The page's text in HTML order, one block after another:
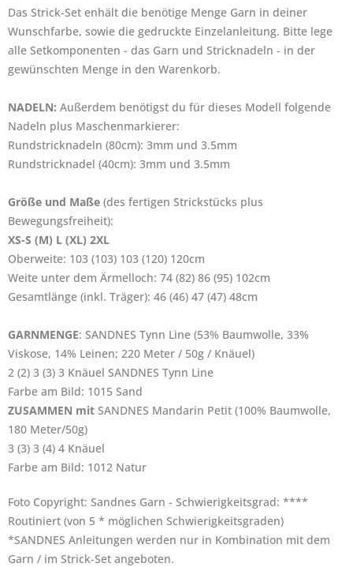
Das Strick-Set enhält die benötige Menge Garn in deiner
Wunschfarbe, sowie die gedruckte Einzelanleitung. Bitte lege
alle Setkomponenten - das Garn und Stricknadeln - in der
gewünschten Menge in den Warenkorb.
NADELN: Außerdem benötigst du für dieses Modell folgende
Nadeln plus Maschenmarkierer:
Rundstricknadeln (80cm): 3mm und 3.5mm
Rundstricknadel (40cm): 3mm und 3.5mm
Größe und Maße (des fertigen Strickstücks plus
Bewegungsfreiheit):
XS-S (M) L (XL) 2XL
Oberweite: 103 (103) 103 (120) 120cm
Weite unter dem Ärmelloch: 74 (82) 86 (95) 102cm
Gesamtlänge (inkl. Träger): 46 (46) 47 (47) 48cm
GARNMENGE: SANDNES Tynn Line (53% Baumwolle, 33%
Viskose, 14% Leinen; 220 Meter / 50g / Knäuel)
2 (2) 3 (3) 3 Knäuel SANDNES Tynn Line
Farbe am Bild: 1015 Sand
ZUSAMMEN mit SANDNES Mandarin Petit (100% Baumwolle,
180 Meter/50g)
3 (3) 3 (4) 4 Knäuel
Farbe am Bild: 1012 Natur
Foto Copyright: Sandnes Garn - Schwierigkeitsgrad: ****
Routiniert (von 5 * möglichen Schwierigkeitsgraden)
*SANDNES Anleitungen werden nur in Kombination mit dem
Garn / im Strick-Set angeboten.